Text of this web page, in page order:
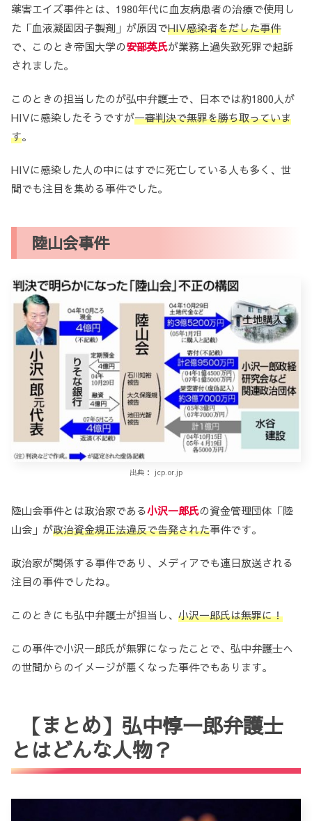
薬害エイズ事件とは、1980年代に血友病患者の治療で使用し
た「血液凝固因子製剤」が原因でHIV感染者をだした事件
で、このとき帝国大学の安部英氏が業務上過失致死罪で起訴
されました。
このときの担当したのが弘中弁護士で、日本では約1800人が
HIVに感染したそうですが一審判決で無罪を勝ち取っていま
す。
HIVに感染した人の中にはすでに死亡している人も多く、世
間でも注目を集める事件でした。
陸山会事件
出典： jcp.or.jp
陸山会事件とは政治家である小沢一郎氏の資金管理団体「陸
山会」が政治資金規正法違反で告発された事件です。
政治家が関係する事件であり、メディアでも連日放送される
注目の事件でしたね。
このときにも弘中弁護士が担当し、 小沢一郎氏は無罪に！
この事件で小沢一郎氏が無罪になったことで、弘中弁護士へ
の世間からのイメージが悪くなった事件でもあります。
【まとめ】弘中惇一郎弁護士
とはどんな人物？